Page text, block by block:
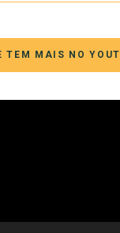
TEM MAIS NO